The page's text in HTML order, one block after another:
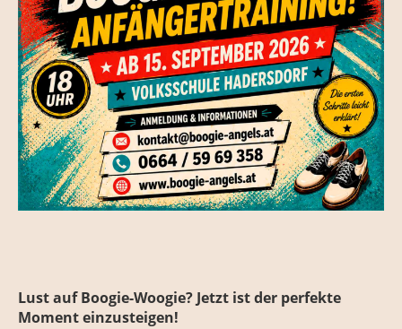
Lust auf Boogie-Woogie? Jetzt ist der perfekte
Moment einzusteigen!